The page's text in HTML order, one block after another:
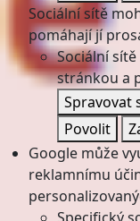
Sociální sítě
pomáhají jí
Sociální sítě
stránkou a
Spravovat
Povolit
Google může
reklamnímu